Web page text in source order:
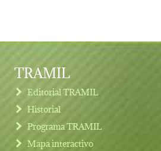
TRAMIL
Editorial TRAMIL
Historial
Programa TRAMIL
Mapa interactivo